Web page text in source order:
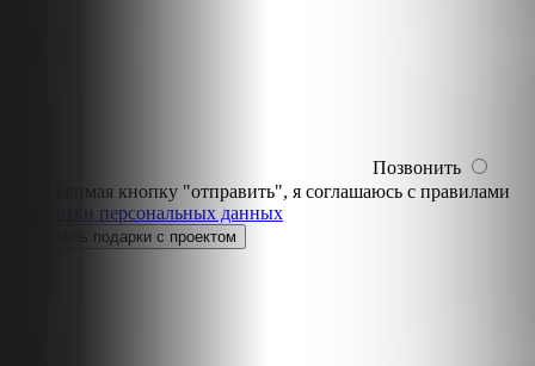
Позвонить
Нажимая кнопку "отправить", я соглашаюсь с правилами
обработки персональных данных